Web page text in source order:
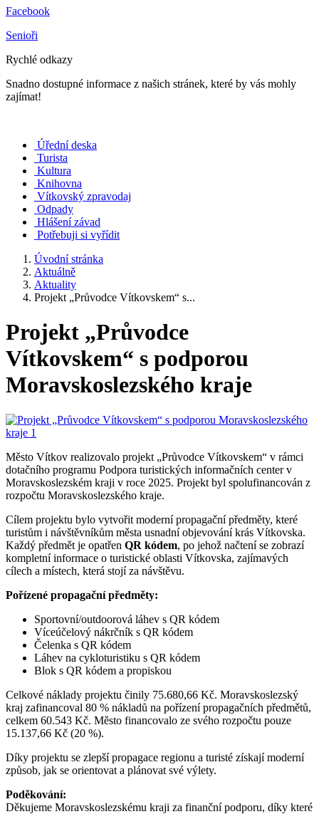
Facebook
Senioři
Rychlé odkazy
Snadno dostupné informace z našich stránek, které by vás mohly
zajímat!
Úřední deska
Turista
Kultura
Knihovna
Vítkovský zpravodaj
Odpady
Hlášení závad
Potřebuji si vyřídit
Úvodní stránka
Aktuálně
Aktuality
Projekt „Průvodce Vítkovskem“ s...
Projekt „Průvodce
Vítkovskem“ s podporou
Moravskoslezského kraje
Město Vítkov realizovalo projekt „Průvodce Vítkovskem“ v rámci
dotačního programu Podpora turistických informačních center v
Moravskoslezském kraji v roce 2025. Projekt byl spolufinancován z
rozpočtu Moravskoslezského kraje.
Cílem projektu bylo vytvořit moderní propagační předměty, které
turistům i návštěvníkům města usnadní objevování krás Vítkovska.
Každý předmět je opatřen QR kódem, po jehož načtení se zobrazí
kompletní informace o turistické oblasti Vítkovska, zajímavých
cílech a místech, která stojí za návštěvu.
Pořízené propagační předměty:
Sportovní/outdoorová láhev s QR kódem
Víceúčelový nákrčník s QR kódem
Čelenka s QR kódem
Láhev na cykloturistiku s QR kódem
Blok s QR kódem a propiskou
Celkové náklady projektu činily 75.680,66 Kč. Moravskoslezský
kraj zafinancoval 80 % nákladů na pořízení propagačních předmětů,
celkem 60.543 Kč. Město financovalo ze svého rozpočtu pouze
15.137,66 Kč (20 %).
Díky projektu se zlepší propagace regionu a turisté získají moderní
způsob, jak se orientovat a plánovat své výlety.
Poděkování:
Děkujeme Moravskoslezskému kraji za finanční podporu, díky které